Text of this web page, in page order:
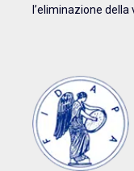
l’eliminazione della